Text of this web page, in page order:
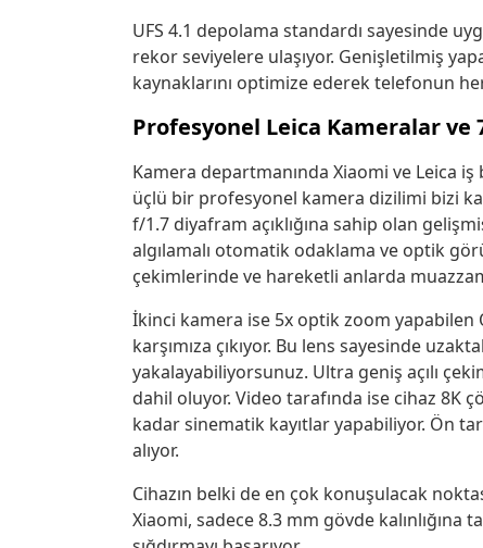
UFS 4.1 depolama standardı sayesinde
rekor seviyelere ulaşıyor. Genişletilmiş
kaynaklarını optimize ederek telefonun
Profesyonel Leica Kameralar ve
Kamera departmanında Xiaomi ve Leica
üçlü bir profesyonel kamera dizilimi bizi
f/1.7 diyafram açıklığına sahip olan
algılamalı otomatik odaklama ve optik
çekimlerinde ve hareketli anlarda
İkinci kamera ise 5x optik zoom
karşımıza çıkıyor. Bu lens sayesinde
yakalayabiliyorsunuz. Ultra geniş açılı
dahil oluyor. Video tarafında ise cihaz 8K
kadar sinematik kayıtlar yapabiliyor. Ön
alıyor.
Cihazın belki de en çok konuşulacak
Xiaomi, sadece 8.3 mm gövde